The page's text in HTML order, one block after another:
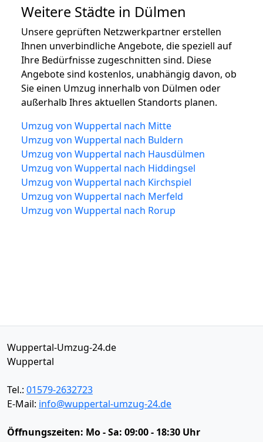
Weitere Städte in Dülmen
Unsere geprüften Netzwerkpartner erstellen
Ihnen unverbindliche Angebote, die speziell auf
Ihre Bedürfnisse zugeschnitten sind. Diese
Angebote sind kostenlos, unabhängig davon, ob
Sie einen Umzug innerhalb von Dülmen oder
außerhalb Ihres aktuellen Standorts planen.
Umzug von Wuppertal nach Mitte
Umzug von Wuppertal nach Buldern
Umzug von Wuppertal nach Hausdülmen
Umzug von Wuppertal nach Hiddingsel
Umzug von Wuppertal nach Kirchspiel
Umzug von Wuppertal nach Merfeld
Umzug von Wuppertal nach Rorup
Wuppertal-Umzug-24.de
Wuppertal
Tel.: 01579-2632723
E-Mail: info@wuppertal-umzug-24.de
Öffnungszeiten: Mo - Sa: 09:00 - 18:30 Uhr